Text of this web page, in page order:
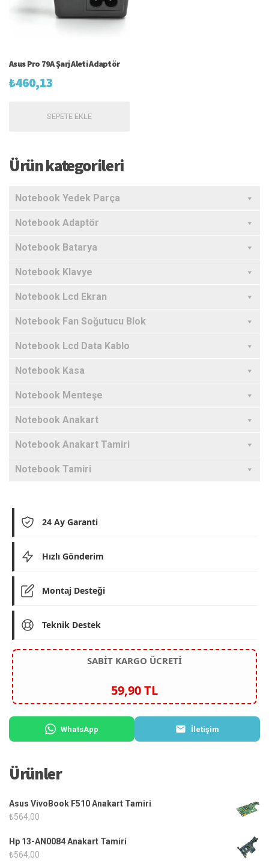
Asus Pro 79A Şarj Aleti Adaptör
₺460,13
SEPETE EKLE
Ürün kategorileri
Notebook Yedek Parça
Notebook Adaptör
Notebook Batarya
Notebook Klavye
Notebook Lcd Ekran
Notebook Fan Soğutucu Blok
Notebook Lcd Data Kablo
Notebook Kasa
Notebook Menteşe
Notebook Anakart
Notebook Anakart Tamiri
Notebook Tamiri
24 Ay Garanti
Hızlı Gönderim
Montaj Desteği
Teknik Destek
SABİT KARGO ÜCRETİ
59,90 TL
WhatsApp İletişim
Ürünler
Asus VivoBook F510 Anakart Tamiri
₺564,00
Hp 13-AN0084 Anakart Tamiri
₺564,00